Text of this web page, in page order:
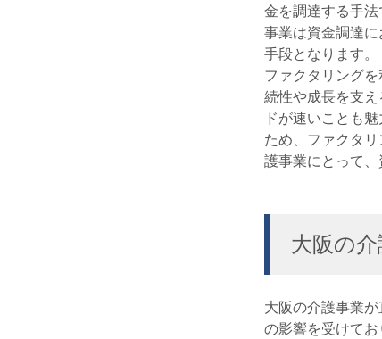
金を調達する手
事業は資金調達
手段となります。
ファクタリング
続性や成長を支
ドが速いことも
ため、ファクタ
護事業にとって
大阪の
大阪の介護事業
の影響を受けて